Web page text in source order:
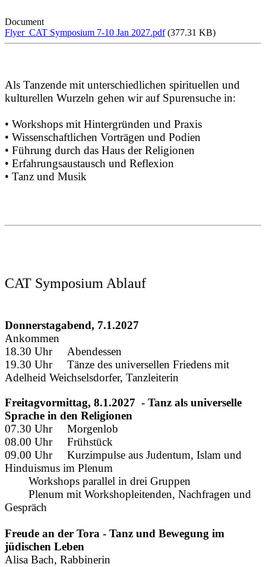
Document
Flyer_CAT Symposium 7-10 Jan 2027.pdf (377.31 KB)
Als Tanzende mit unterschiedlichen spirituellen und
kulturellen Wurzeln gehen wir auf Spurensuche in:
• Workshops mit Hintergründen und Praxis
• Wissenschaftlichen Vorträgen und Podien
• Führung durch das Haus der Religionen
• Erfahrungsaustausch und Reflexion
• Tanz und Musik
CAT Symposium Ablauf
Donnerstagabend, 7.1.2027
Ankommen
18.30 Uhr Abendessen
19.30 Uhr Tänze des universellen Friedens mit
Adelheid Weichselsdorfer, Tanzleiterin
Freitagvormittag, 8.1.2027 - Tanz als universelle
Sprache in den Religionen
07.30 Uhr Morgenlob
08.00 Uhr Frühstück
09.00 Uhr Kurzimpulse aus Judentum, Islam und
Hinduismus im Plenum
Workshops parallel in drei Gruppen
Plenum mit Workshopleitenden, Nachfragen und
Gespräch
Freude an der Tora - Tanz und Bewegung im
jüdischen Leben
Alisa Bach, Rabbinerin